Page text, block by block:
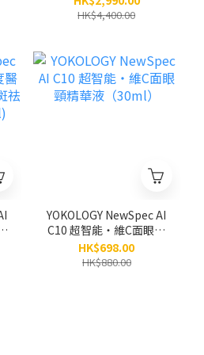
HK$4,400.00
YOKOLOGY NewSpec AI
C10 超智能‧維C面眼頸
精華液（30ml）
HK$698.00
HK$880.00